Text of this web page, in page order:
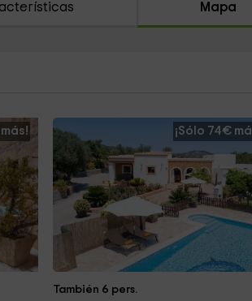
Mapa
¡Sólo 74€
También 6 pers.